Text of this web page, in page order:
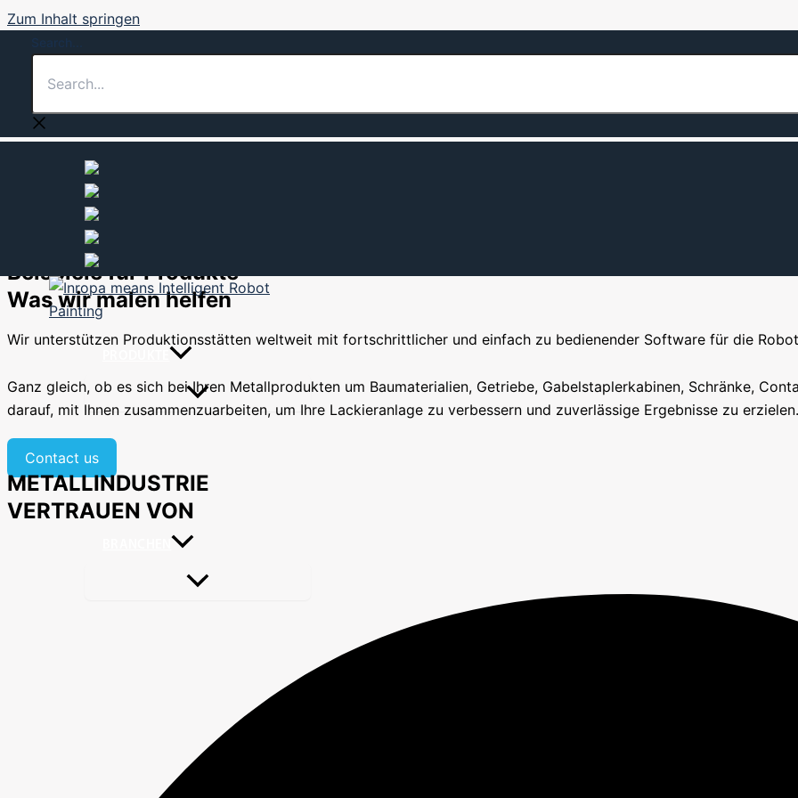
Zum Inhalt springen
PRODUKTE
BRANCHEN
Inropa bedient die Metallindustrie mit benutzerfreundlicher, intelligenter und zuverlässiger Software für die
Beispiele für Produkte
Was wir malen helfen
Wir unterstützen Produktionsstätten weltweit mit fortschrittlicher und einfach zu bedienender Software für die
Ganz gleich, ob es sich bei Ihren Metallprodukten um Baumaterialien, Getriebe, Gabelstaplerkabinen, Schränke,
darauf, mit Ihnen zusammenzuarbeiten, um Ihre Lackieranlage zu verbessern und zuverlässige Ergebnisse zu erzielen.
Contact us
METALLINDUSTRIE
VERTRAUEN VON